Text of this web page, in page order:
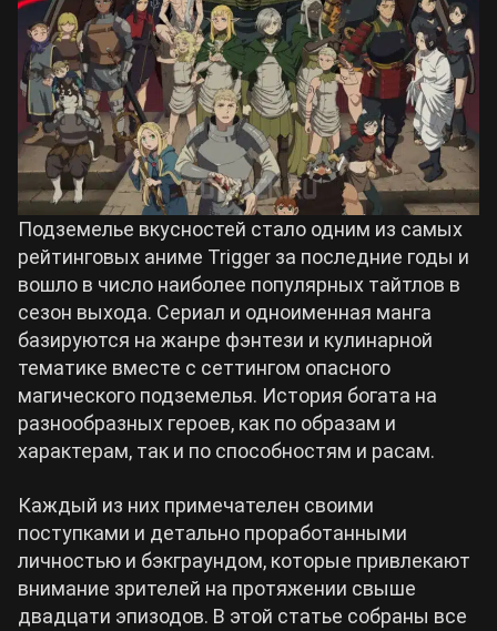
Crimson Desert
Zenless Zone Zero
Kingdom Come: Deliverance 2
Path of Exile 2
Wuthering Waves
Roblox
Cyberpunk 2077
Все игры
Билды Arknights: Endfield
Билды Wuthering Waves
Билды Cyberpunk 2077
Билды Path of Exile 2
Подземелье вкусностей стало одним из самых
рейтинговых аниме Trigger за последние годы и
вошло в число наиболее популярных тайтлов в
сезон выхода. Сериал и одноименная манга
базируются на жанре фэнтези и кулинарной
тематике вместе с сеттингом опасного
магического подземелья. История богата на
разнообразных героев, как по образам и
характерам, так и по способностям и расам.
Каждый из них примечателен своими
поступками и детально проработанными
личностью и бэкграундом, которые привлекают
внимание зрителей на протяжении свыше
двадцати эпизодов. В этой статье собраны все